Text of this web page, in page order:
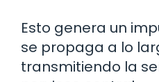
Esto genera un
se propaga a lo
transmitiendo la